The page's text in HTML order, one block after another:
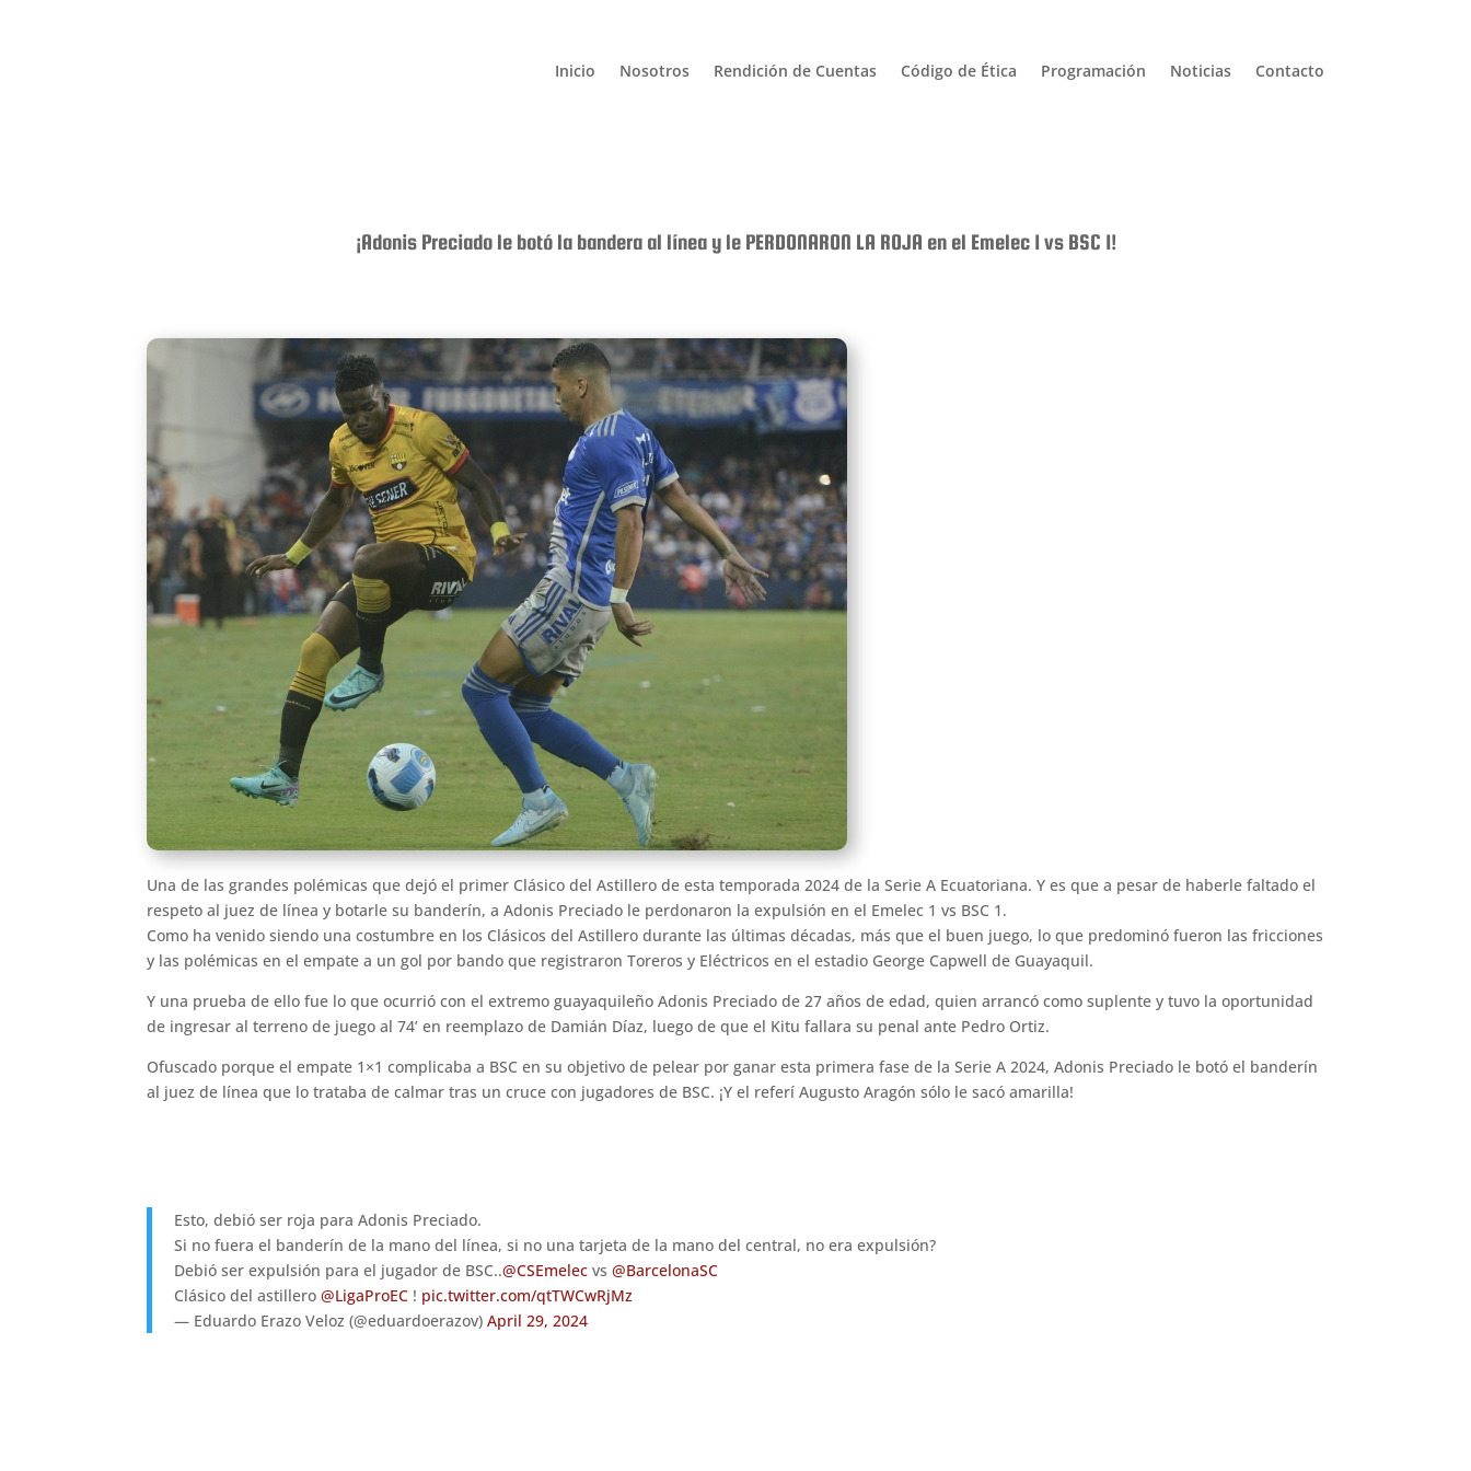
Inicio Nosotros Rendición de Cuentas Código de Ética Programación Noticias Contacto
¡Adonis Preciado le botó la bandera al línea y le PERDONARON LA ROJA en el Emelec 1 vs BSC 1!
Una de las grandes polémicas que dejó el primer Clásico del Astillero de esta temporada 2024 de la Serie A Ecuatoriana. Y es que a pesar de haberle faltado el
respeto al juez de línea y botarle su banderín, a Adonis Preciado le perdonaron la expulsión en el Emelec 1 vs BSC 1.
Como ha venido siendo una costumbre en los Clásicos del Astillero durante las últimas décadas, más que el buen juego, lo que predominó fueron las fricciones
y las polémicas en el empate a un gol por bando que registraron Toreros y Eléctricos en el estadio George Capwell de Guayaquil.
Y una prueba de ello fue lo que ocurrió con el extremo guayaquileño Adonis Preciado de 27 años de edad, quien arrancó como suplente y tuvo la oportunidad
de ingresar al terreno de juego al 74’ en reemplazo de Damián Díaz, luego de que el Kitu fallara su penal ante Pedro Ortiz.
Ofuscado porque el empate 1×1 complicaba a BSC en su objetivo de pelear por ganar esta primera fase de la Serie A 2024, Adonis Preciado le botó el banderín
al juez de línea que lo trataba de calmar tras un cruce con jugadores de BSC. ¡Y el referí Augusto Aragón sólo le sacó amarilla!
Esto, debió ser roja para Adonis Preciado.
Si no fuera el banderín de la mano del línea, si no una tarjeta de la mano del central, no era expulsión?
Debió ser expulsión para el jugador de BSC..@CSEmelec vs@BarcelonaSC
Clásico del astillero@LigaProEC ! pic.twitter.com/qtTWCwRjMz
— Eduardo Erazo Veloz (@eduardoerazov)April 29, 2024